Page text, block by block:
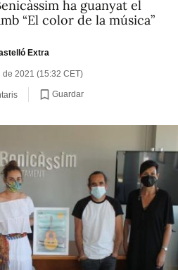
ha guanyat el
“El color de la música”
Extra
de 2021 (15:32 CET)
Guardar